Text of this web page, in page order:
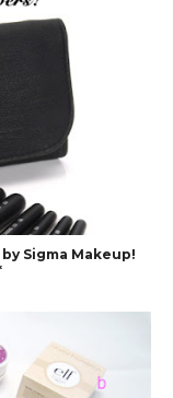
Sigma Makeup!